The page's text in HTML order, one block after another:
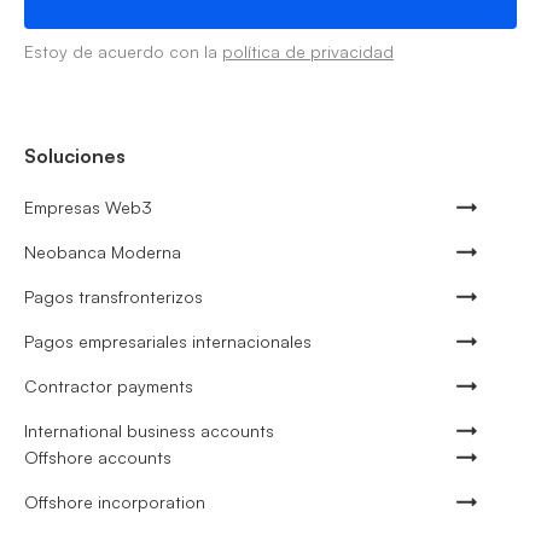
Estoy de acuerdo con la política de privacidad
Soluciones
Empresas Web3
Neobanca Moderna
Pagos transfronterizos
Pagos empresariales internacionales
Contractor payments
International business accounts
Offshore accounts
Offshore incorporation